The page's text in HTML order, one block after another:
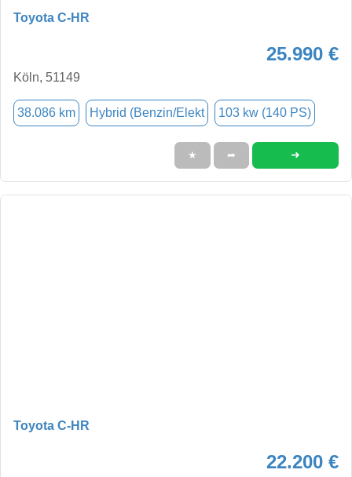
Toyota C-HR
25.990 €
Köln, 51149
38.086 km Hybrid (Benzin/Elekt 103 kw (140 PS)
★ ➦ ➜
Toyota C-HR
22.200 €